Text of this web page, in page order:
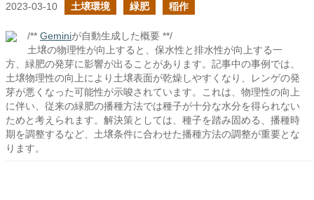
2023-03-10 土壌環境 緑肥 稲作
/** Geminiが自動生成した概要 **/
土壌の物理性が向上すると、保水性と排水性が向上する一
方、緑肥の発芽に影響が出ることがあります。記事中の事例では、
土壌物理性の向上により土壌表面が乾燥しやすくなり、レンゲの発
芽が悪くなった可能性が示唆されています。これは、物理性の向上
に伴い、従来の緑肥の播種方法では種子が十分な水分を得られない
ためと考えられます。解決策としては、種子を踏み固める、播種時
期を調整するなど、土壌条件に合わせた播種方法の調整が重要とな
ります。